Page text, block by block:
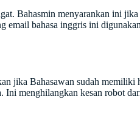
Bahasmin menyarankan ini
email bahasa inggris ini
jika Bahasawan sudah
Ini menghilangkan kesan robot